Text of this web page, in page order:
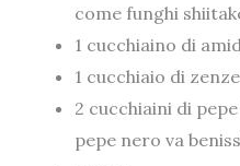
come funghi
1 cucchiaino di
1 cucchiaio di
2 cucchiaini di
pepe nero va